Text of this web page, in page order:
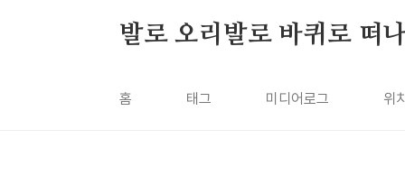
발로 오리발로 바퀴로 떠
홈 태그 미디어로그 위